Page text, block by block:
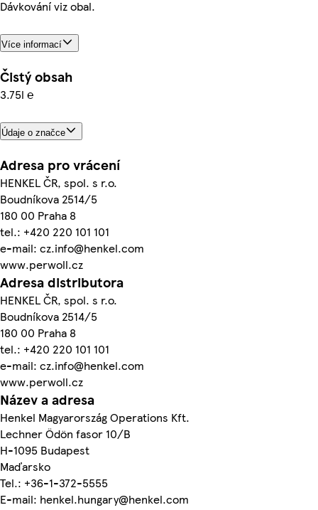
Dávkování viz obal.
Více informací
Čistý obsah
3.75l ℮
Údaje o značce
Adresa pro vrácení
HENKEL ČR, spol. s r.o.
Boudníkova 2514/5
180 00 Praha 8
tel.: +420 220 101 101
e-mail: cz.info@henkel.com
www.perwoll.cz
Adresa distributora
HENKEL ČR, spol. s r.o.
Boudníkova 2514/5
180 00 Praha 8
tel.: +420 220 101 101
e-mail: cz.info@henkel.com
www.perwoll.cz
Název a adresa
Henkel Magyarország Operations Kft.
Lechner Ödön fasor 10/B
H-1095 Budapest
Maďarsko
Tel.: +36-1-372-5555
E-mail: henkel.hungary@henkel.com